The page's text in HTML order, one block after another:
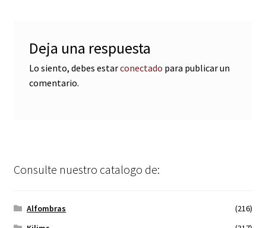
Deja una respuesta
Lo siento, debes estarconectado para publicar un
comentario.
Consulte nuestro catalogo de:
Alfombras
(216)